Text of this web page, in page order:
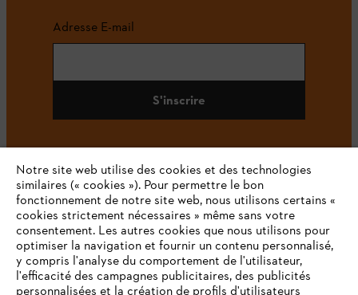
Adresse E-mail
S'inscrire
#STIHL
Notre site web utilise des cookies et des technologies
similaires (« cookies »). Pour permettre le bon
fonctionnement de notre site web, nous utilisons certains «
cookies strictement nécessaires » même sans votre
consentement. Les autres cookies que nous utilisons pour
optimiser la navigation et fournir un contenu personnalisé,
y compris l'analyse du comportement de l'utilisateur,
l'efficacité des campagnes publicitaires, des publicités